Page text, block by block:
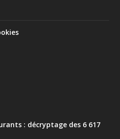
: décryptage des 6 617